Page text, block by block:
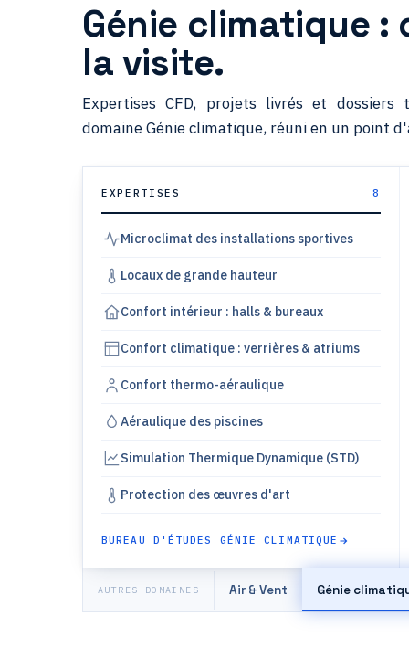
Génie climatique :
la visite.
Expertises CFD, projets livrés et
domaine Génie climatique, réuni en un point
EXPERTISES 8
Microclimat des installations sportives
Locaux de grande hauteur
Confort intérieur : halls & bureaux
Confort climatique : verrières & atriums
Confort thermo-aéraulique
Aéraulique des piscines
Simulation Thermique Dynamique (STD)
Protection des œuvres d'art
BUREAU D'ÉTUDES GÉNIE CLIMATIQUE
AUTRES DOMAINES Air & Vent Génie